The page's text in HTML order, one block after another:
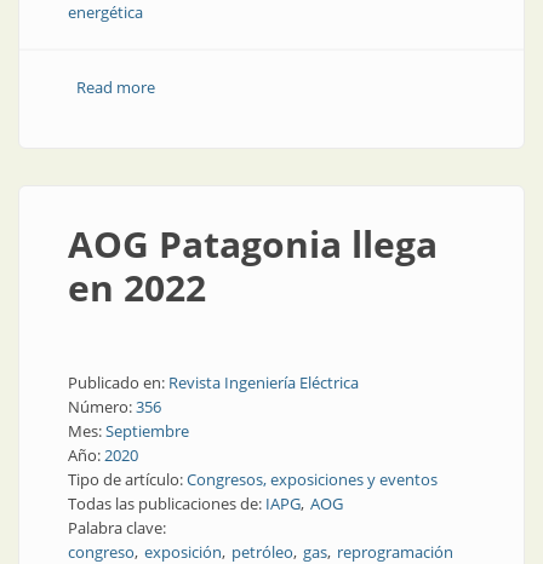
energética
Read moreabout El gas como vehículo para las transiciones
AOG Patagonia llega
en 2022
Publicado en: Revista Ingeniería Eléctrica
Número:356
Mes:Septiembre
Año:2020
Tipo de artículo:Congresos, exposiciones y eventos
Todas las publicaciones de: IAPG AOG
Palabra clave:
congreso exposición petróleo gas reprogramación